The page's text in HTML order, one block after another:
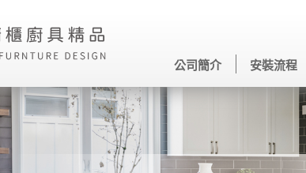
公司簡介 安裝流程